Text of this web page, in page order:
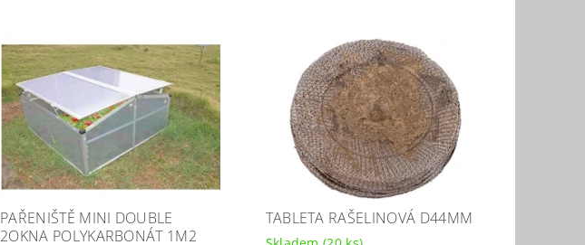
PAŘENIŠTĚ MINI DOUBLE
2OKNA POLYKARBONÁT 1M2
TABLETA RAŠELINOVÁ D44MM